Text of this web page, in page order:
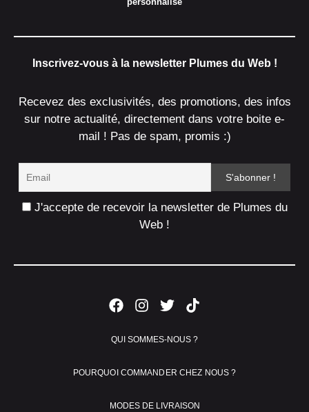
Inscrivez-vous à la newsletter Plumes du Web !
Recevez des exclusivités, des promotions, des infos
sur notre actualité, directement dans votre boite e-
mail ! Pas de spam, promis :)
J'accepte de recevoir la newsletter de Plumes du
Web !
QUI SOMMES-NOUS ?
POURQUOI COMMANDER CHEZ NOUS ?
MODES DE LIVRAISON